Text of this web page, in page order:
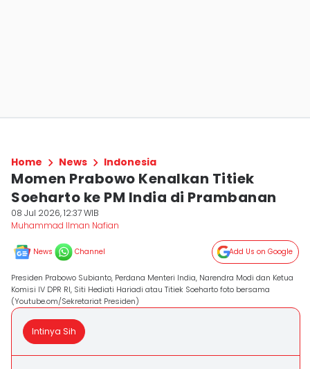
Home News Indonesia
Momen Prabowo Kenalkan Titiek
Soeharto ke PM India di Prambanan
08 Jul 2026, 12:37 WIB
Muhammad Ilman Nafian
News Channel Add Us on Google
Presiden Prabowo Subianto, Perdana Menteri India, Narendra Modi dan Ketua
Komisi IV DPR RI, Siti Hediati Hariadi atau Titiek Soeharto foto bersama
(Youtube.om/Sekretariat Presiden)
Intinya Sih